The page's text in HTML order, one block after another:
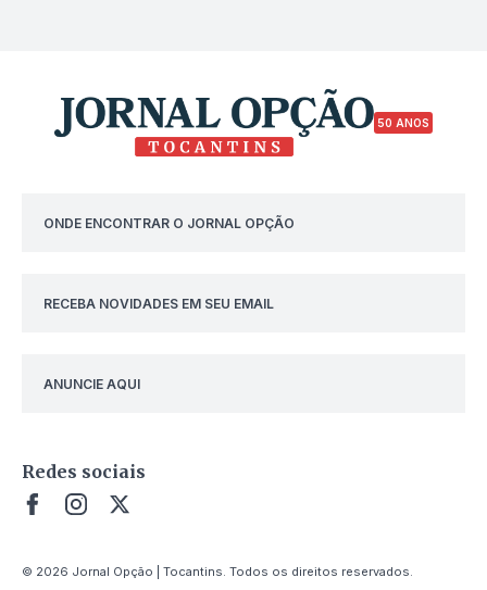
50 ANOS
ONDE ENCONTRAR O JORNAL OPÇÃO
RECEBA NOVIDADES EM SEU EMAIL
ANUNCIE AQUI
Redes sociais
© 2026 Jornal Opção | Tocantins. Todos os direitos reservados.